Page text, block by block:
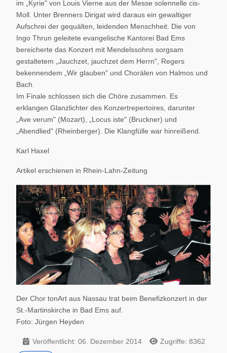
im „Kyrie" von Louis Vierne aus der Messe solennelle cis-
Moll. Unter Brenners Dirigat wird daraus ein gewaltiger
Aufschrei der gequälten, leidenden Menschheit. Die von
Ingo Thrun geleitete evangelische Kantorei Bad Ems
bereicherte das Konzert mit Mendelssohns sorgsam
gestaltetem „Jauchzet, jauchzet dem Herrn", Regers
bekennendem „Wir glauben" und Chorälen von Halmos und
Bach.
Im Finale schlossen sich die Chöre zusammen. Es
erklangen Glanzlichter des Konzertrepertoires, darunter
„Ave verum" (Mozart), „Locus iste" (Bruckner) und
„Abendlied" (Rheinberger). Die Klangfülle war hinreißend.
Karl Haxel
Artikel erschienen in Rhein-Lahn-Zeitung
Der Chor tonArt aus Nassau trat beim Benefizkonzert in der
St.-Martinskirche in Bad Ems auf.
Foto: Jürgen Heyden
Veröffentlicht: 06. Dezember 2014 Zugriffe: 8362